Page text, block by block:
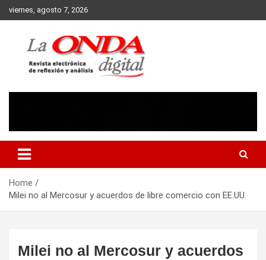
Skip
to
viernes, agosto 7, 2026
Home
Milei no al Mercosur y acuerdos de libre comercio con EE.UU.
Milei no al Mercosur y acuerdos